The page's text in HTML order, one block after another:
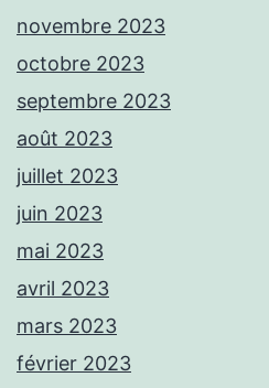
novembre 2023
octobre 2023
septembre 2023
août 2023
juillet 2023
juin 2023
mai 2023
avril 2023
mars 2023
février 2023